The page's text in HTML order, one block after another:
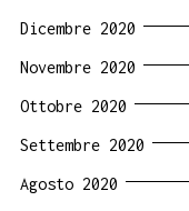
Dicembre 2020
Novembre 2020
Ottobre 2020
Settembre 2020
Agosto 2020